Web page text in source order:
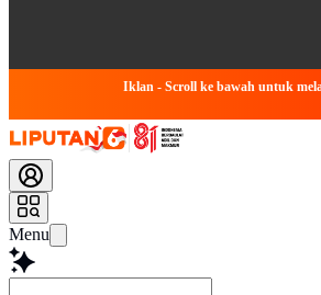
Iklan - Scroll ke bawah untuk
Menu